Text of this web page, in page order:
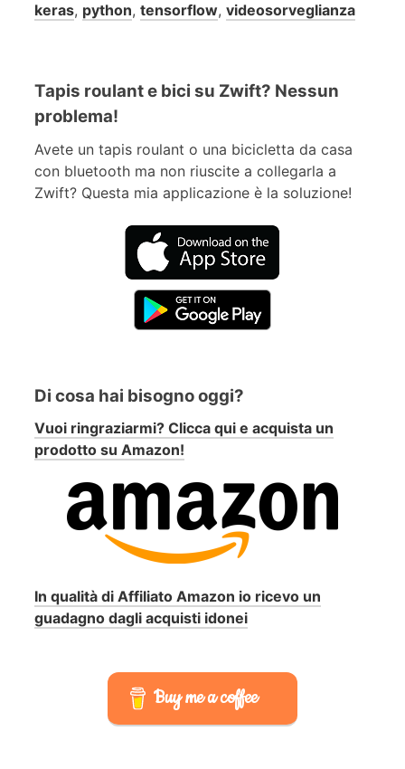
keras, python, tensorflow, videosorveglianza
Tapis roulant e bici su Zwift? Nessun
problema!
Avete un tapis roulant o una bicicletta da casa
con bluetooth ma non riuscite a collegarla a
Zwift? Questa mia applicazione è la soluzione!
Di cosa hai bisogno oggi?
Vuoi ringraziarmi? Clicca qui e acquista un
prodotto su Amazon!
In qualità di Affiliato Amazon io ricevo un
guadagno dagli acquisti idonei
Buy me a coffee